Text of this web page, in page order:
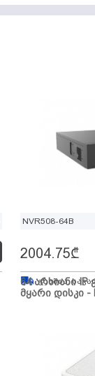
NVR508-64B
64 არხიანი IP
მყარი დისკი -
2004.75₾
გზაშია,